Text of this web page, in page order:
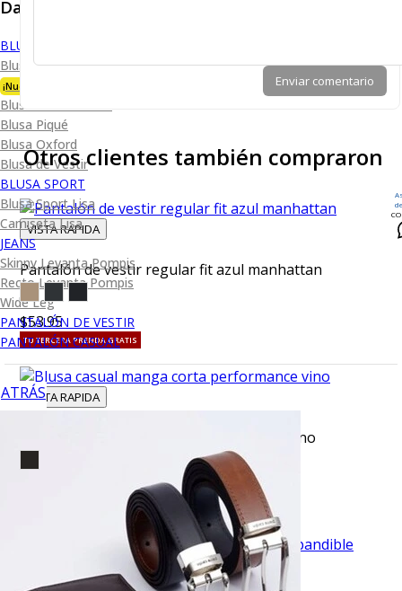
Dama
BLUSA
Blusa Premium Bambú
¡Nueva Colección!
Blusa Performance
Blusa Piqué
Blusa Oxford
Blusa de Vestir
BLUSA SPORT
Blusa Sport Lisa
Camiseta Lisa
JEANS
Skinny Levanta Pompis
Recto Levanta Pompis
Wide Leg
PANTALÓN DE VESTIR
PANTALÓN CASUAL
ATRÁS
Enviar comentario
Otros clientes también compraron
VISTA RAPIDA
Pantalón de vestir regular fit azul manhattan
$53.95
TU TERCERA PRENDA GRATIS
VISTA RAPIDA
Blusa casual manga corta performance vino
TU TERCERA PRENDA GRATIS
VISTA RAPIDA
de